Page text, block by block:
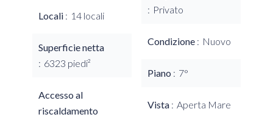
Locali 14 locali
Superficie netta
6323 piedi²
Accesso al
riscaldamento
Privato
Condizione Nuovo
Piano 7°
Vista Aperta Mare